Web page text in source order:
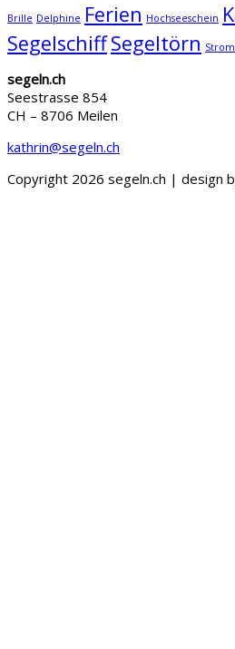
Brille Delphine Ferien Hochseeschein
SegelschiffSegeltörn
segeln.ch
Seestrasse 854
CH – 8706 Meilen
kathrin@segeln.ch
Copyright 2026 segeln.ch | design